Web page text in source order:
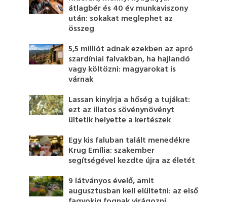
átlagbér és 40 év munkaviszony
után: sokakat meglephet az
összeg
5,5 milliót adnak ezekben az apró
szardíniai falvakban, ha hajlandó
vagy költözni: magyarokat is
várnak
Lassan kinyírja a hőség a tujákat:
ezt az illatos sövénynövényt
ültetik helyette a kertészek
Egy kis faluban talált menedékre
Krug Emília: szakember
segítségével kezdte újra az életét
9 látványos évelő, amit
augusztusban kell elültetni: az első